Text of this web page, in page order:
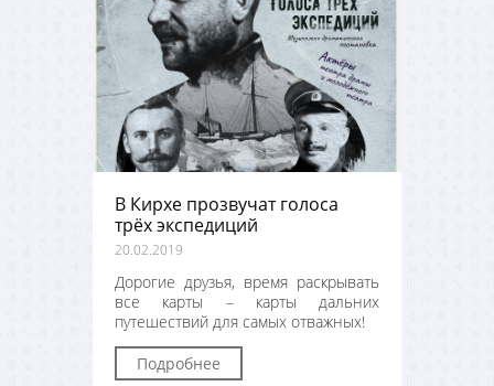
В Кирхе прозвучат голоса
трёх экспедиций
20.02.2019
Дорогие друзья, время раскрывать
все карты – карты дальних
путешествий для самых отважных!
Подробнее